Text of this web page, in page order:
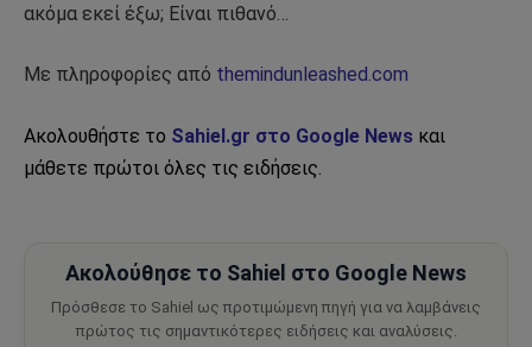
ακόμα εκεί έξω; Είναι πιθανό…
Με πληροφορίες από themindunleashed.com
Ακολουθήστε το Sahiel.gr στο Google News και
μάθετε πρώτοι όλες τις ειδήσεις.
Ακολούθησε το Sahiel στο Google News
Πρόσθεσε το Sahiel ως προτιμώμενη πηγή για να λαμβάνεις
πρώτος τις σημαντικότερες ειδήσεις και αναλύσεις.